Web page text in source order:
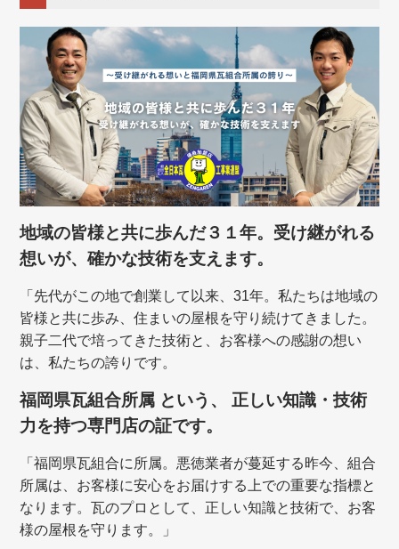
地域の皆様と共に歩んだ３１年。受け継がれる
想いが、確かな技術を支えます。
「先代がこの地で創業して以来、31年。私たちは地域の
皆様と共に歩み、住まいの屋根を守り続けてきました。
親子二代で培ってきた技術と、お客様への感謝の想い
は、私たちの誇りです。
福岡県瓦組合所属 という、 正しい知識・技術
力を持つ専門店の証です。
「福岡県瓦組合に所属。悪徳業者が蔓延する昨今、組合
所属は、お客様に安心をお届けする上での重要な指標と
なります。瓦のプロとして、正しい知識と技術で、お客
様の屋根を守ります。」